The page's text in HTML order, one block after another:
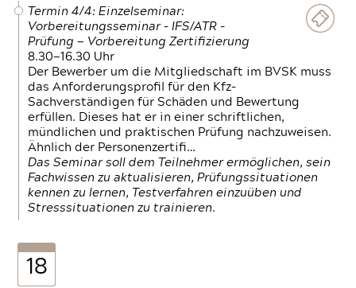
Termin 4/4: Einzelseminar:
Vorbereitungsseminar - IFS/ATR -
Prüfung — Vorbereitung Zertifizierung
8.30—16.30 Uhr
Der Bewerber um die Mitgliedschaft im BVSK muss
das Anforderungsprofil für den Kfz-
Sachverständigen für Schäden und Bewertung
erfüllen. Dieses hat er in einer schriftlichen,
mündlichen und praktischen Prüfung nachzuweisen.
Ähnlich der Personenzertifi…
Das Seminar soll dem Teilnehmer ermöglichen, sein
Fachwissen zu aktualisieren, Prüfungssituationen
kennen zu lernen, Testverfahren einzuüben und
Stresssituationen zu trainieren.
18